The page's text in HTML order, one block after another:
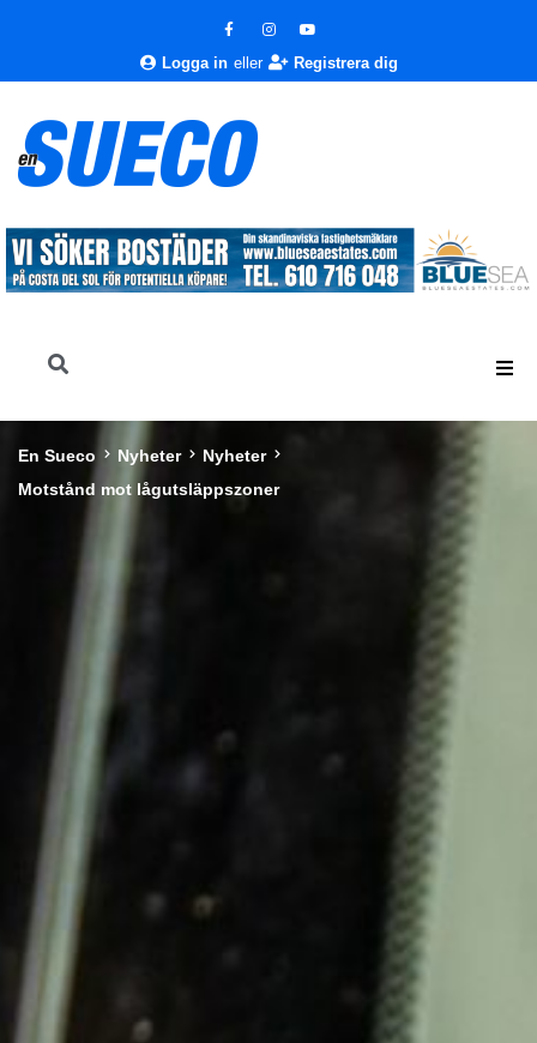
Logga in eller Registrera dig
En Sueco Nyheter
Nyheter
Motstånd mot lågutsläppszoner